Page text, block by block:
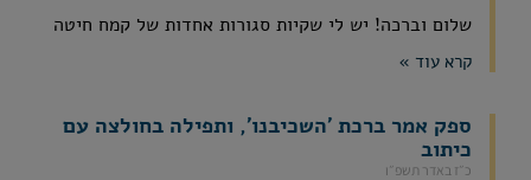
שלום וברכה! יש לי שקיות סגורות אחדות של קמח חיטה
קרא עוד »
ספק אמר ברכת 'השכיבנו', ותפילה בחולצה עם
כיתוב
כ״ז באדר תשפ״ו